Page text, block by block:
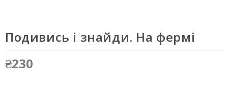
Подивись і знайди. На фермі
₴230